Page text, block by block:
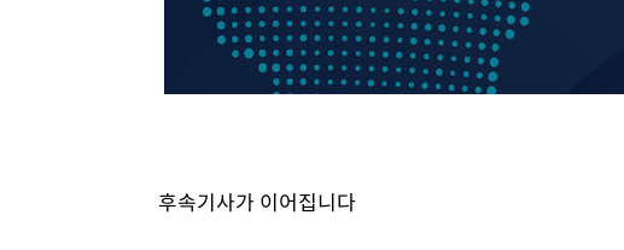
후속기사가 이어집니다